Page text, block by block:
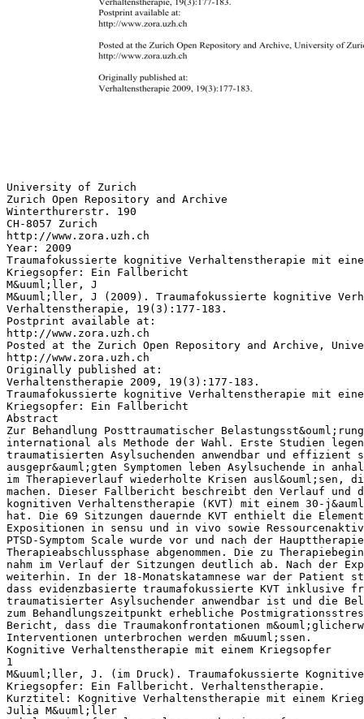
University of Zurich
Zurich Open Repository and Archive
Winterthurerstr. 190
CH-8057 Zurich
http://www.zora.uzh.ch
Year: 2009
Traumafokussierte kognitive Verhaltenstherapie mit
Kriegsopfer: Ein Fallbericht
M&uuml;ller, J
M&uuml;ller, J (2009). Traumafokussierte kognitive
Verhaltenstherapie, 19(3):177-183.
Postprint available at:
http://www.zora.uzh.ch
Posted at the Zurich Open Repository and Archive,
http://www.zora.uzh.ch
Originally published at:
Verhaltenstherapie 2009, 19(3):177-183.
Traumafokussierte kognitive Verhaltenstherapie mit
Kriegsopfer: Ein Fallbericht
Abstract
Zur Behandlung Posttraumatischer
international als Methode der Wahl. Erste Studien legen
traumatisierten Asylsuchenden anwendbar und
ausgepr&auml;gten Symptomen leben Asylsuchende in
im Therapieverlauf wiederholte Krisen ausl&ouml;sen,
machen. Dieser Fallbericht beschreibt den Verlauf und
kognitiven Verhaltenstherapie (KVT) mit einem 30-
hat. Die 69 Sitzungen dauernde KVT enthielt die
Expositionen in sensu und in vivo sowie
PTSD-Symptom Scale wurde vor und nach der
Therapieabschlussphase abgenommen. Die zu
nahm im Verlauf der Sitzungen deutlich ab. Nach der
weiterhin. In der 18-Monatskatamnese war der
dass evidenzbasierte traumafokussierte KVT inklusive
traumatisierter Asylsuchender anwendbar ist und die
zum Behandlungszeitpunkt erhebliche
Bericht, dass die Traumakonfrontationen
Interventionen unterbrochen werden m&uuml;ssen.
Kognitive Verhaltenstherapie mit einem Kriegsopfer
1
M&uuml;ller, J. (im Druck). Traumafokussierte
Kriegsopfer: Ein Fallbericht. Verhaltenstherapie.
Kurztitel: Kognitive Verhaltenstherapie mit einem
Julia M&uuml;ller